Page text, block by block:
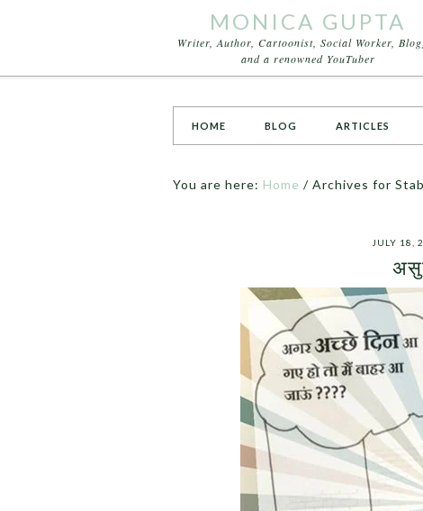
MONICA GUPTA
Writer, Author, Cartoonist, Social Worker,
and a renowned YouTuber
HOME BLOG ARTICLES
You are here: Home / Archives for
JULY 18,